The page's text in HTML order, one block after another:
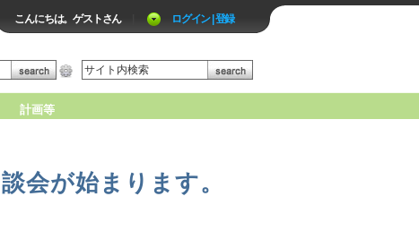
こんにちは。ゲストさん ログイン | 登録
計画等
会が始まります。